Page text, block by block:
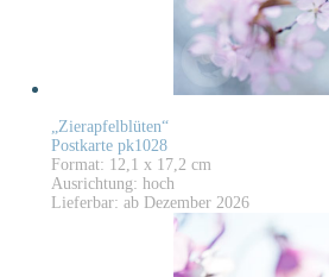
„Zierapfelblüten“
Postkarte pk1028
Format: 12,1 x 17,2 cm
Ausrichtung: hoch
Lieferbar: ab Dezember 2026